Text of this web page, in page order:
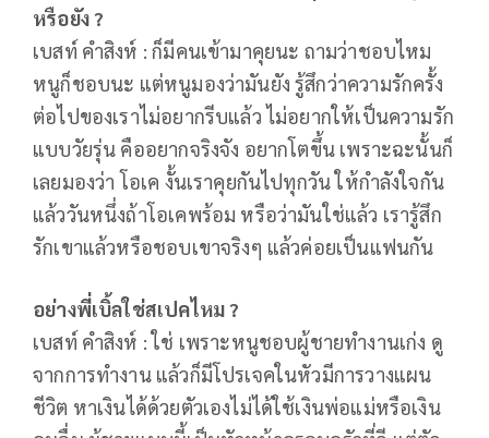
หรือยัง ?
เบสท์ คำสิงห์ : ก็มีคนเข้ามาคุยนะ ถามว่าชอบไหม
หนูก็ชอบนะ แต่หนูมองว่ามันยัง รู้สึกว่าความรักครั้ง
ต่อไปของเราไม่อยากรีบแล้ว ไม่อยากให้เป็นความรัก
แบบวัยรุ่น คืออยากจริงจัง อยากโตขึ้น เพราะฉะนั้นก็
เลยมองว่า โอเค งั้นเราคุยกันไปทุกวัน ให้กำลังใจกัน
แล้ววันหนึ่งถ้าโอเคพร้อม หรือว่ามันใช่แล้ว เรารู้สึก
รักเขาแล้วหรือชอบเขาจริงๆ แล้วค่อยเป็นแฟนกัน
อย่างพี่เบิ้ลใช่สเปคไหม ?
เบสท์ คำสิงห์ : ใช่ เพราะหนูชอบผู้ชายทำงานเก่ง ดู
จากการทำงาน แล้วก็มีโปรเจคในหัวมีการวางแผน
ชีวิต หาเงินได้ด้วยตัวเองไม่ได้ใช้เงินพ่อแม่หรือเงิน